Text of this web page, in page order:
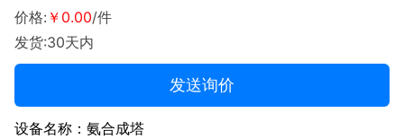
价格: ￥0.00/件
发货:30天内
发送询价
设备名称：氨合成塔